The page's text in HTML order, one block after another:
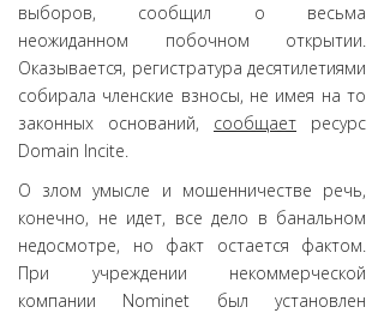
выборов, сообщил о весьма
неожиданном побочном открытии.
Оказывается, регистратура десятилетиями
собирала членские взносы, не имея на то
законных оснований, сообщает ресурс
Domain Incite.
О злом умысле и мошенничестве речь,
конечно, не идет, все дело в банальном
недосмотре, но факт остается фактом.
При учреждении некоммерческой
компании Nominet был установлен